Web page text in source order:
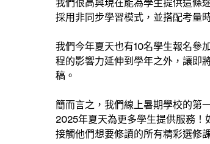
我們很高興現在能為學生提供這條
採用非同步學習模式，並搭配考量
我們今年夏天也有10名學生報名參
程的影響力延伸到學年之外，讓即
稿。
簡而言之，我們線上暑期學校的第
2025年夏天為更多學生提供服務
接觸他們想要修讀的所有精彩選修